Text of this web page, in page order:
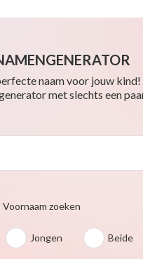
naam voor jouw kind!
met slechts een
Voornaam zoeken
Jongen Beide